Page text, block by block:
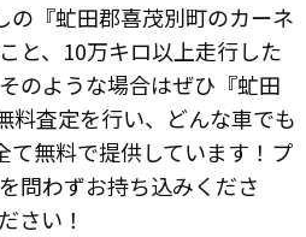
『虻田郡喜茂別町のカーネ
と、10万キロ以上走行した
のような場合はぜひ『虻田
料査定を行い、どんな車でも
無料で提供しています！プ
問わずお持ち込みくださ
さい！